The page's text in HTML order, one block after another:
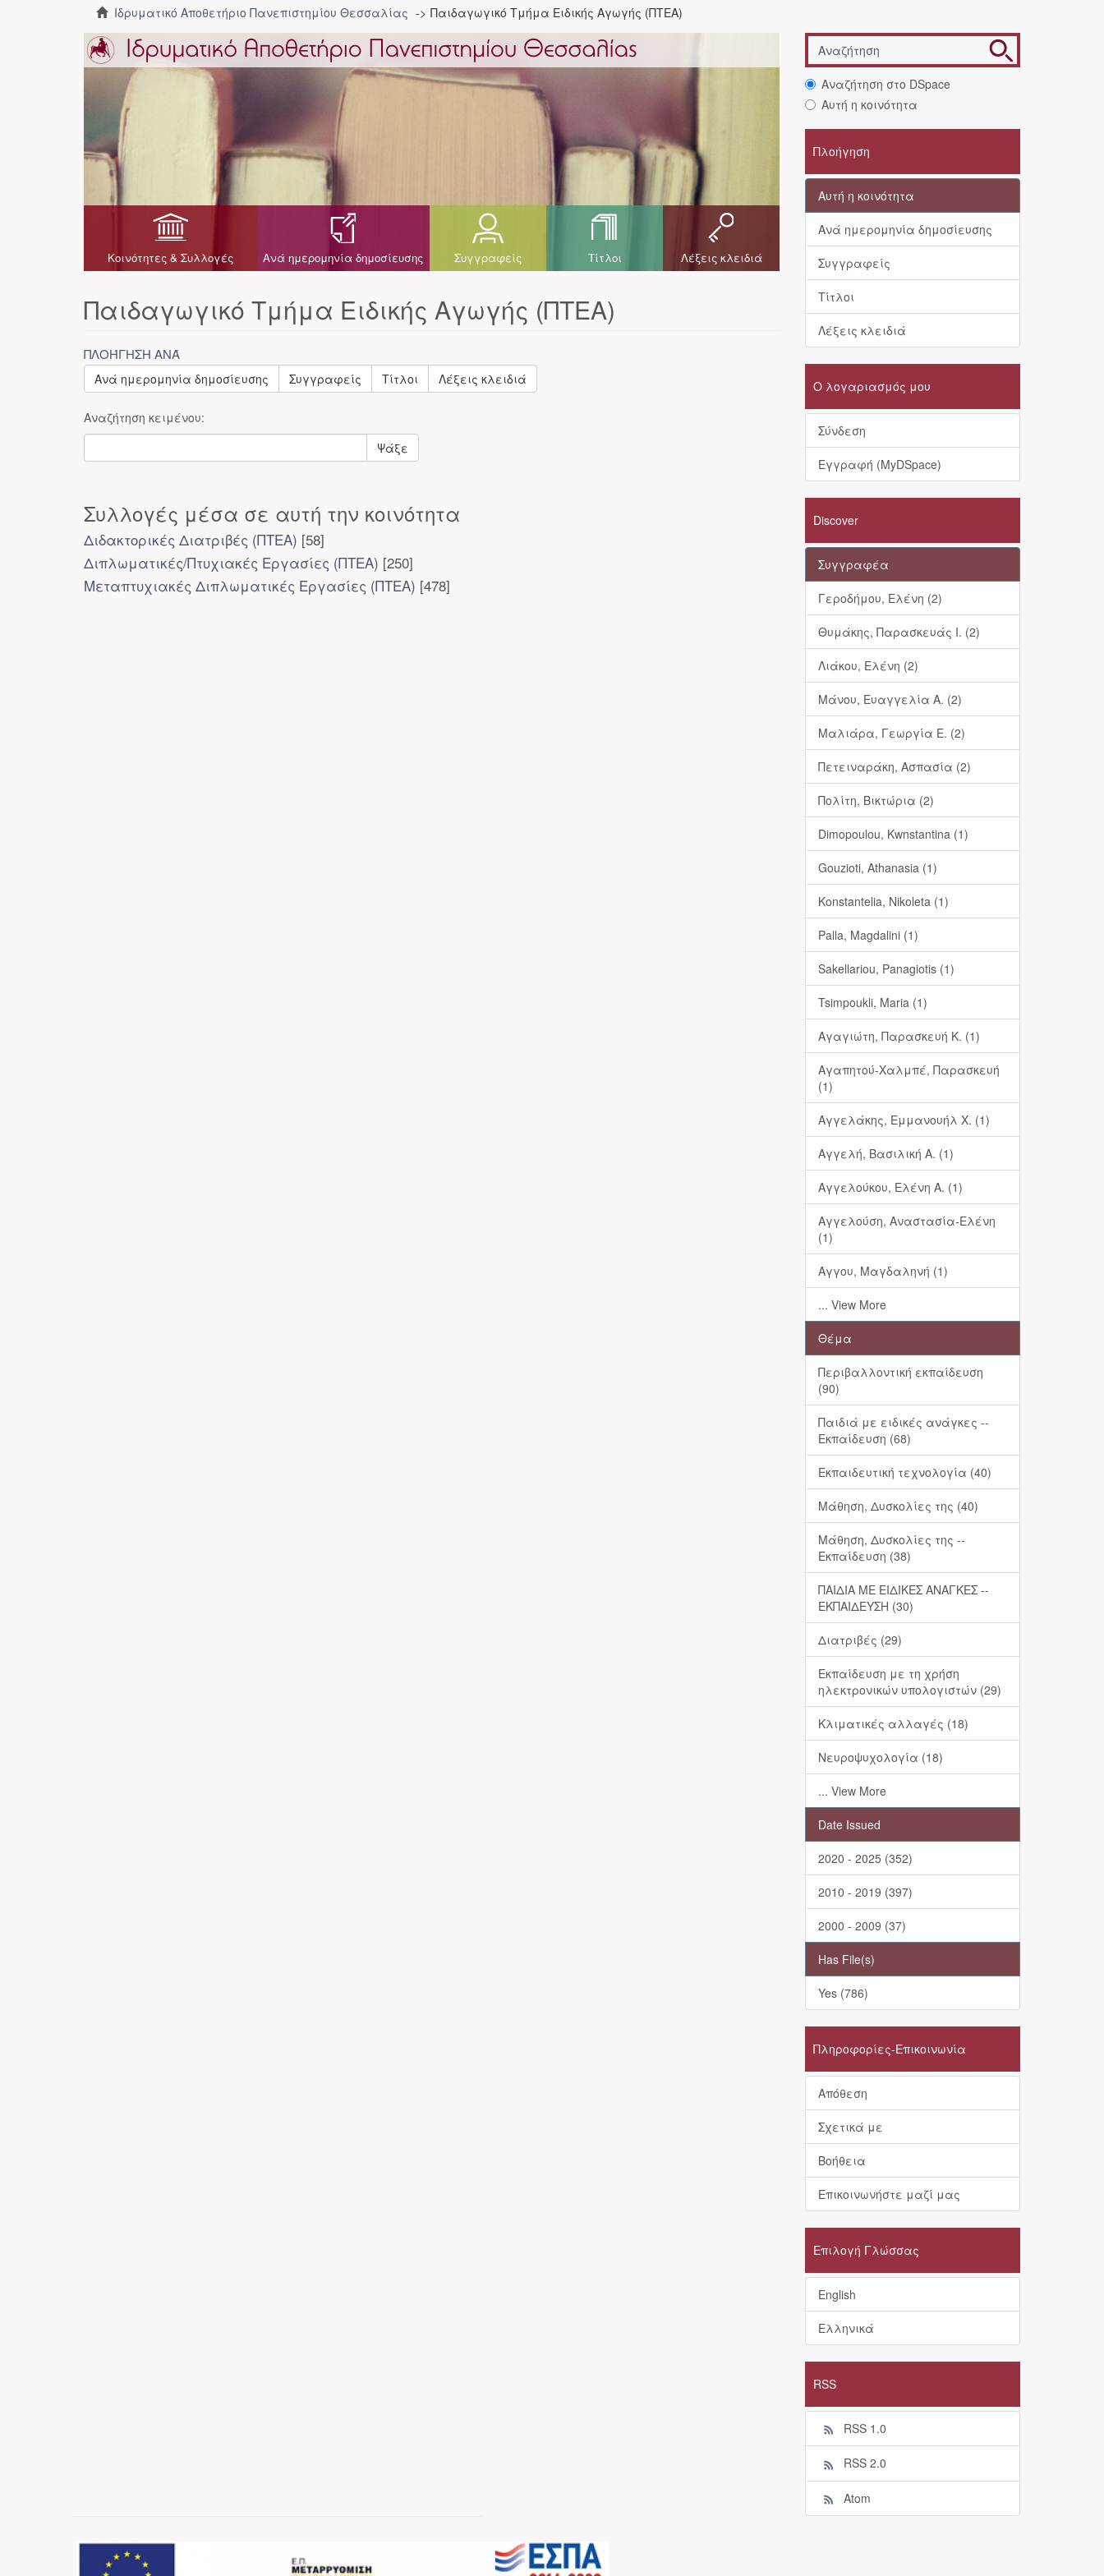
Ιδρυματικό Αποθετήριο Πανεπιστημίου Θεσσαλίας Παιδαγωγικό Τμήμα Ειδικής Αγωγής (ΠΤΕΑ)
Κοινότητες & Συλλογές Ανά ημερομηνία δημοσίευσης Συγγραφείς Τίτλοι Λέξεις κλειδιά
Παιδαγωγικό Τμήμα Ειδικής Αγωγής (ΠΤΕΑ)
ΠΛΟΉΓΗΣΗ ΑΝΆ
Ανά ημερομηνία δημοσίευσης Συγγραφείς Τίτλοι Λέξεις κλειδιά
Αναζήτηση κειμένου:
Ψάξε
Συλλογές μέσα σε αυτή την κοινότητα
Διδακτορικές Διατριβές (ΠΤΕΑ) [58]
Διπλωματικές/Πτυχιακές Εργασίες (ΠΤΕΑ) [250]
Μεταπτυχιακές Διπλωματικές Εργασίες (ΠΤΕΑ) [478]
Αναζήτηση στο DSpace
Αυτή η κοινότητα
Πλοήγηση
Αυτή η κοινότητα
Ανά ημερομηνία δημοσίευσης
Συγγραφείς
Τίτλοι
Λέξεις κλειδιά
Ο λογαριασμός μου
Σύνδεση
Εγγραφή (MyDSpace)
Discover
Συγγραφέα
Γεροδήμου, Ελένη (2)
Θυμάκης, Παρασκευάς Ι. (2)
Λιάκου, Ελένη (2)
Μάνου, Ευαγγελία Α. (2)
Μαλιάρα, Γεωργία Ε. (2)
Πετειναράκη, Ασπασία (2)
Πολίτη, Βικτώρια (2)
Dimopoulou, Kwnstantina (1)
Gouzioti, Athanasia (1)
Konstantelia, Nikoleta (1)
Palla, Magdalini (1)
Sakellariou, Panagiotis (1)
Tsimpoukli, Maria (1)
Αγαγιώτη, Παρασκευή Κ. (1)
Αγαπητού-Χαλμπέ, Παρασκευή
(1)
Αγγελάκης, Εμμανουήλ Χ. (1)
Αγγελή, Βασιλική Α. (1)
Αγγελούκου, Ελένη Α. (1)
Αγγελούση, Αναστασία-Ελένη
(1)
Αγγου, Μαγδαληνή (1)
... View More
Θέμα
Περιβαλλοντική εκπαίδευση
(90)
Παιδιά με ειδικές ανάγκες --
Εκπαίδευση (68)
Εκπαιδευτική τεχνολογία (40)
Μάθηση, Δυσκολίες της (40)
Μάθηση, Δυσκολίες της --
Εκπαίδευση (38)
ΠΑΙΔΙΑ ΜΕ ΕΙΔΙΚΕΣ ΑΝΑΓΚΕΣ --
ΕΚΠΑΙΔΕΥΣΗ (30)
Διατριβές (29)
Εκπαίδευση με τη χρήση
ηλεκτρονικών υπολογιστών (29)
Κλιματικές αλλαγές (18)
Νευροψυχολογία (18)
... View More
Date Issued
2020 - 2025 (352)
2010 - 2019 (397)
2000 - 2009 (37)
Has File(s)
Yes (786)
Πληροφορίες-Επικοινωνία
Απόθεση
Σχετικά με
Βοήθεια
Επικοινωνήστε μαζί μας
Επιλογή Γλώσσας
English
Ελληνικά
RSS
RSS 1.0
RSS 2.0
Atom